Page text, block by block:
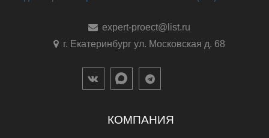
expert-proect@list.ru
г. Екатеринбург ул. Московская д. 68
КОМПАНИЯ